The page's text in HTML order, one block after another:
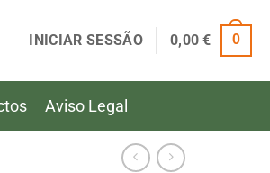
INICIAR SESSÃO 0,00€ 0
Aviso Legal